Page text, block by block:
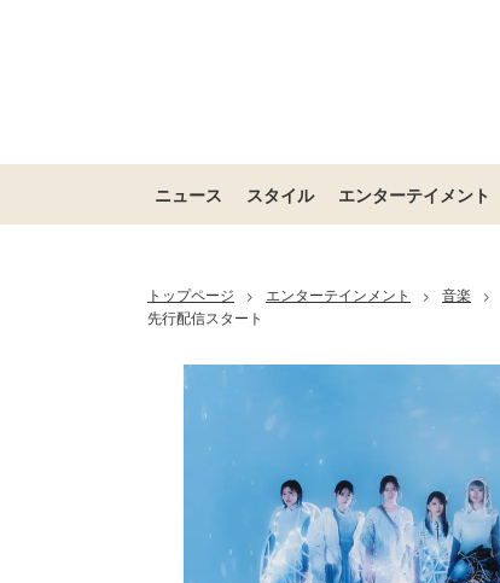
ニュース スタイル エンターテイメント
トップページ > エンターテインメント > 音楽 >
先行配信スタート